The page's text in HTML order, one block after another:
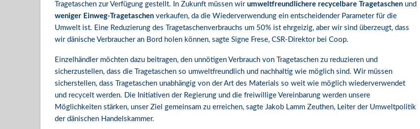
Tragetaschen zur Verfügung gestellt. In Zukunft müssen wir umweltfreundlichere recycelbare Tragetaschen und
weniger Einweg-Tragetaschen verkaufen, da die Wiederverwendung ein entscheidender Parameter für die
Umwelt ist. Eine Reduzierung des Tragetaschenverbrauchs um 50% ist ehrgeizig, aber wir sind überzeugt, dass
wir dänische Verbraucher an Bord holen können, sagte Signe Frese, CSR-Direktor bei Coop.
Einzelhändler möchten dazu beitragen, den unnötigen Verbrauch von Tragetaschen zu reduzieren und
sicherzustellen, dass die Tragetaschen so umweltfreundlich und nachhaltig wie möglich sind. Wir müssen
sicherstellen, dass Tragetaschen unabhängig von der Art des Materials so weit wie möglich wiederverwendet
und recycelt werden. Die Initiativen der Regierung und die freiwillige Vereinbarung werden unsere
Möglichkeiten stärken, unser Ziel gemeinsam zu erreichen, sagte Jakob Lamm Zeuthen, Leiter der Umweltpolitik
der dänischen Handelskammer.